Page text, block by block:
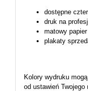
dostępne
druk na
matowy
plakaty
Kolory wydruku
od ustawień Twojego